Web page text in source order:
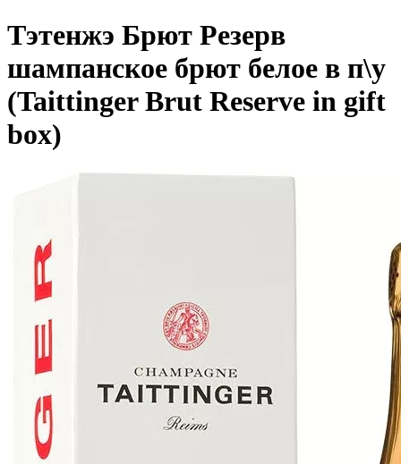
Тэтенжэ Брют Резерв
шампанское брют белое в п\у
(Taittinger Brut Reserve in gift
box)